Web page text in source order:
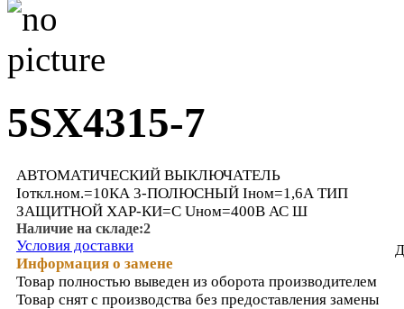
5SX4315-7
АВТОМАТИЧЕСКИЙ ВЫКЛЮЧАТЕЛЬ
Iоткл.ном.=10КА 3-ПОЛЮСНЫЙ Iном=1,6А ТИП
ЗАЩИТНОЙ ХАР-КИ=C Uном=400В АС Ш
Наличие на складе:2
Условия доставки
Информация о замене
Товар полностью выведен из оборота производителем
Товар снят с производства без предоставления замены